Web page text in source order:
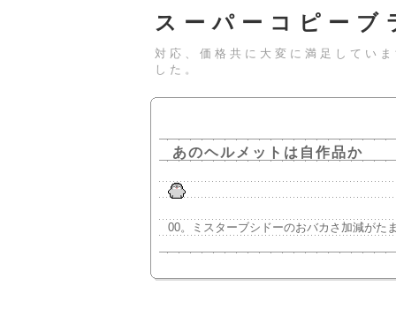
スーパーコピー
対応、価格共に大変に満足してい
した。
あのヘルメットは自作品か
00。ミスターブシドーのおバカさ加減がた